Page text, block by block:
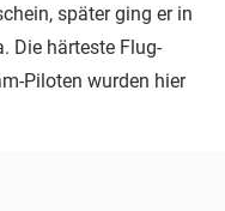
später ging er in
Die härteste Flug-
Piloten wurden hier